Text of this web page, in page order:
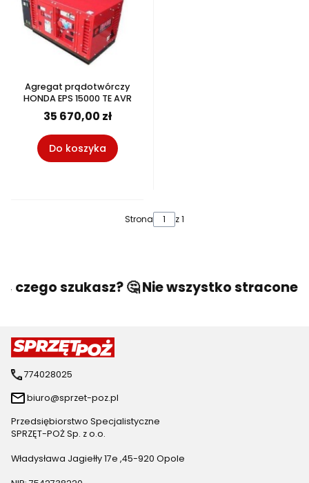
Agregat prądotwórczy
HONDA EPS 15000 TE AVR
35 670,00 zł
Do koszyka
Strona z 1
czego szukasz? 🤔 Nie wszystko stracone!
774028025
biuro@sprzet-poz.pl
Przedsiębiorstwo Specjalistyczne
SPRZĘT-POŻ Sp. z o.o.
Władysława Jagiełły 17e ,45-920 Opole